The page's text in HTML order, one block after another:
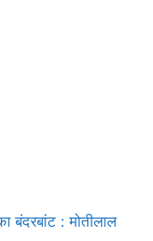
बंदरबांट : मोतीलाल